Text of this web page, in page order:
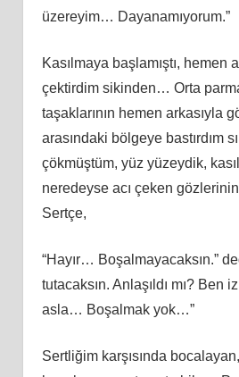
üzereyim… Dayanamıyorum.”
Kasılmaya başlamıştı, hemen
çektirdim sikinden… Orta
taşaklarının hemen arkasıyla
arasındaki bölgeye bastırdım
çökmüştüm, yüz yüzeydik,
neredeyse acı çeken
Sertçe,
“Hayır… Boşalmayacaksın.”
tutacaksın. Anlaşıldı mı? Ben
asla… Boşalmak yok…”
Sertliğim karşısında